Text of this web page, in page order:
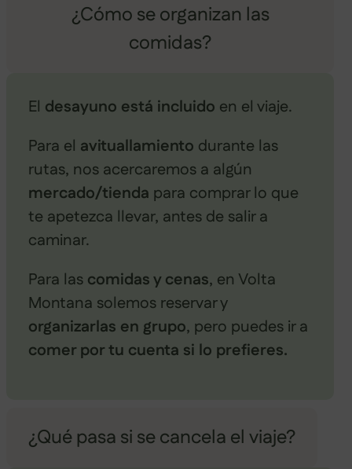
¿Cómo se organizan las
comidas?
El desayuno está incluido en el viaje.
Para el avituallamiento durante las
rutas, nos acercaremos a algún
mercado/tienda para comprar lo que
te apetezca llevar, antes de salir a
caminar.
Para las comidas y cenas, en Volta
Montana solemos reservar y
organizarlas en grupo, pero puedes ir a
comer por tu cuenta si lo prefieres.
¿Qué pasa si se cancela el viaje?